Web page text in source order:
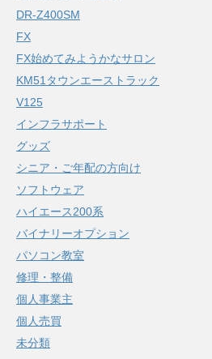
DR-Z400SM
FX
FX始めてみようかなサロン
KM51タウンエーストラック
V125
インフラサポート
グッズ
シニア・ご年配の方向け
ソフトウェア
ハイエース200系
バイナリーオプション
パソコン教室
修理・整備
個人事業主
個人売買
未分類